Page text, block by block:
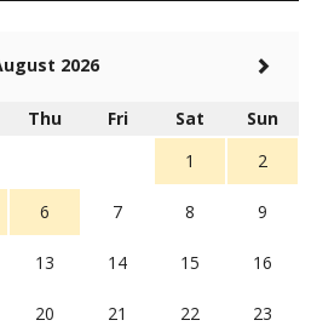
2026
Thu Fri Sat
Sun
1
2
6 7 8 9
13 14 15 16
20 21 22 23